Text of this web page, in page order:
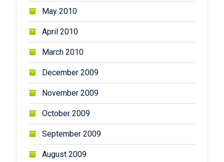
May 2010
April 2010
March 2010
December 2009
November 2009
October 2009
September 2009
August 2009